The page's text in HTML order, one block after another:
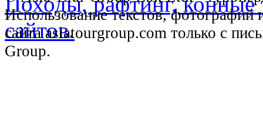
Использование текстов,
сайта asiatourgroup.com только с
Group.